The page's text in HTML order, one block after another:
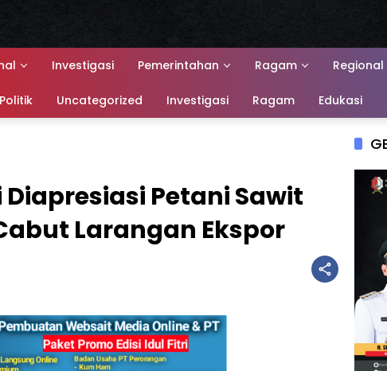
Investigasi Pemerintahan Ragam Regional
Politik Uncategorized Investigasi Ragam Edukasi
Petani Sawit
Larangan Ekspor